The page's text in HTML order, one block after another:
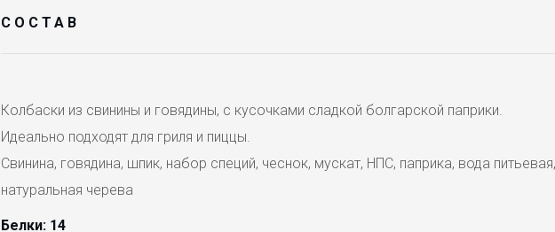
с
СОСТАВ
Колбаски из свинины и говядины, с кусочками сладкой болгарской паприки.
Идеально подходят для гриля и пиццы.
Свинина, говядина, шпик, набор специй, чеснок, мускат, НПС, паприка, вода питьевая,
натуральная черева
Белки: 14